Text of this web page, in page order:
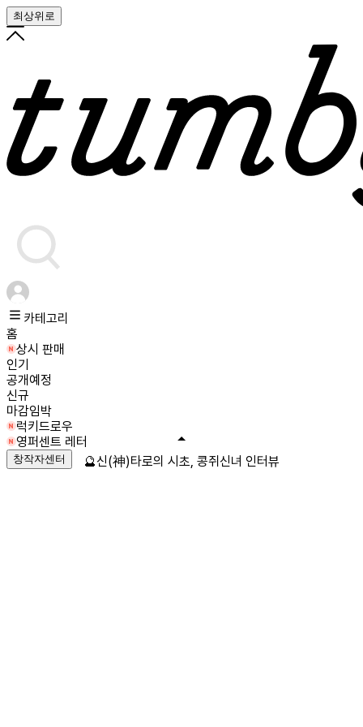
최상위로
카테고리
홈
상시 판매
인기
공개예정
신규
마감임박
럭키드로우
영퍼센트 레터
창작자센터 🔮신(神)타로의 시초, 콩쥐신녀 인터뷰